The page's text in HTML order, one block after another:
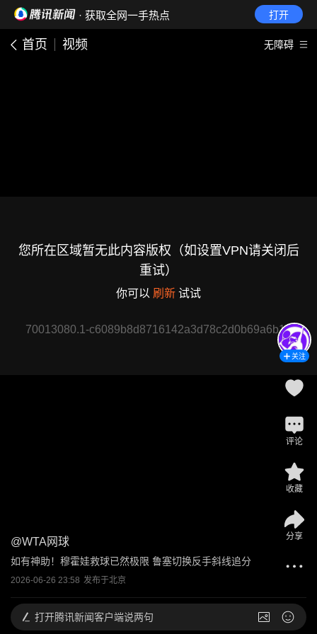
· 获取全网一手热点 打开
首页 视频 无障碍
您所在区域暂无此内容版权（如设置VPN请关闭后
重试）
你可以 刷新 试试
70013080.1-c6089b8d8716142a3d78c2d0b69a6b16
@WTA网球
如有神助！穆霍娃救球已然极限 鲁塞切换反手斜线追分
2026-06-26 23:58 发布于北京
关注
评论
收藏
分享
打开腾讯新闻客户端说两句